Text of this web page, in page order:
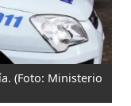
(Foto: Ministerio